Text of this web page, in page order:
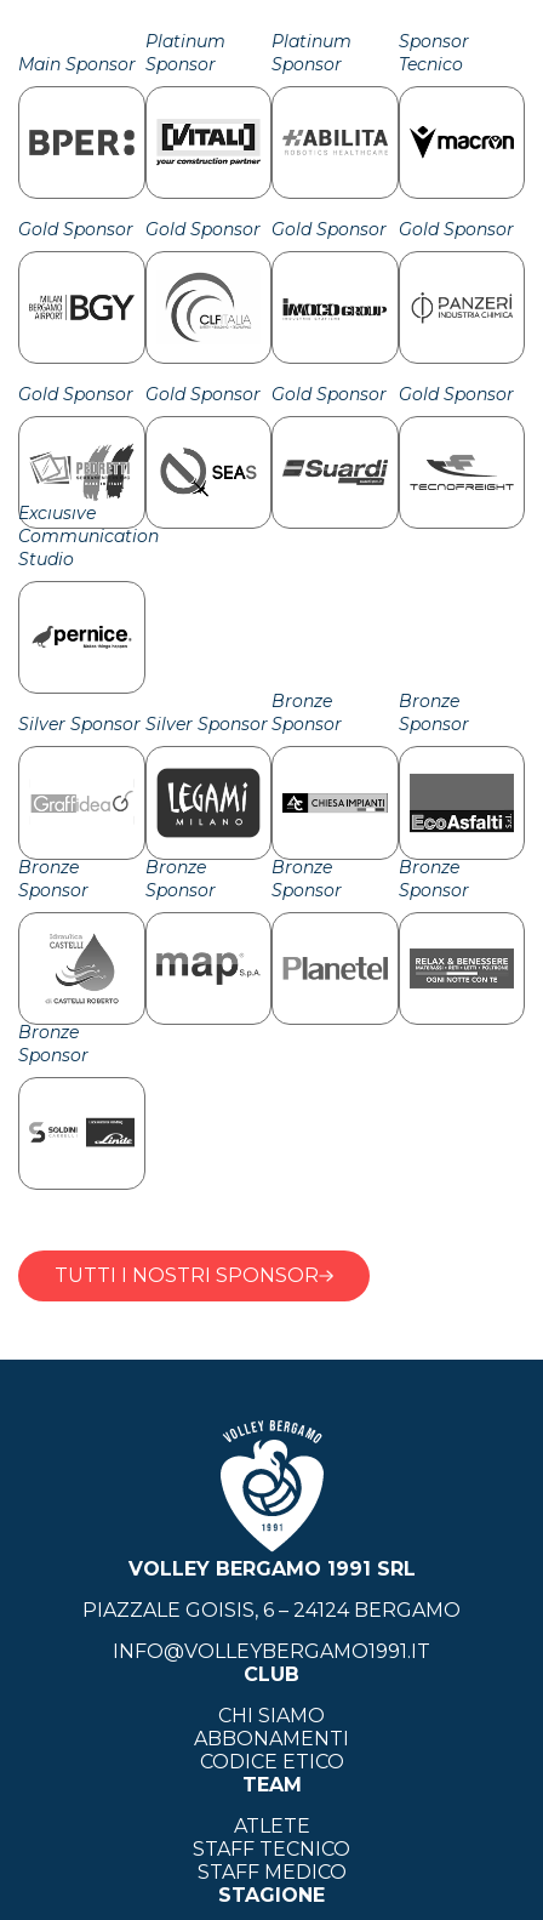
Main Sponsor
Platinum
Sponsor
Platinum
Sponsor
Sponsor
Tecnico
Gold Sponsor Gold Sponsor Gold Sponsor Gold Sponsor
Gold Sponsor Gold Sponsor Gold Sponsor Gold Sponsor
Exclusive
Communication
Studio
Silver Sponsor Silver Sponsor
Bronze
Sponsor
Bronze
Sponsor
Bronze
Sponsor
Bronze
Sponsor
Bronze
Sponsor
Bronze
Sponsor
Bronze
Sponsor
TUTTI I NOSTRI SPONSOR
VOLLEY BERGAMO 1991 SRL
PIAZZALE GOISIS, 6 – 24124 BERGAMO
INFO@VOLLEYBERGAMO1991.IT
CLUB
CHI SIAMO
ABBONAMENTI
CODICE ETICO
TEAM
ATLETE
STAFF TECNICO
STAFF MEDICO
STAGIONE